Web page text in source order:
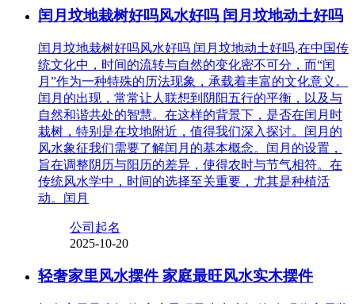
闰月坟地栽树好吗风水好吗 闰月坟地动土好吗
闰月坟地栽树好吗风水好吗 闰月坟地动土好吗,在中国传
统文化中，时间的流转与自然的变化密不可分，而“闰
月”作为一种特殊的历法现象，承载着丰富的文化意义。
闰月的出现，常常让人联想到阴阳五行的平衡，以及与
自然和谐共处的智慧。在这样的背景下，是否在闰月时
栽树，特别是在坟地附近，值得我们深入探讨。闰月的
风水象征我们需要了解闰月的基本概念。闰月的设置，
旨在调整阴历与阳历的差异，使得农时与节气相符。在
传统风水学中，时间的选择至关重要，尤其是种植活
动。闰月
公司起名
2025-10-20
轻奢家里风水摆件 家庭最旺风水实木摆件